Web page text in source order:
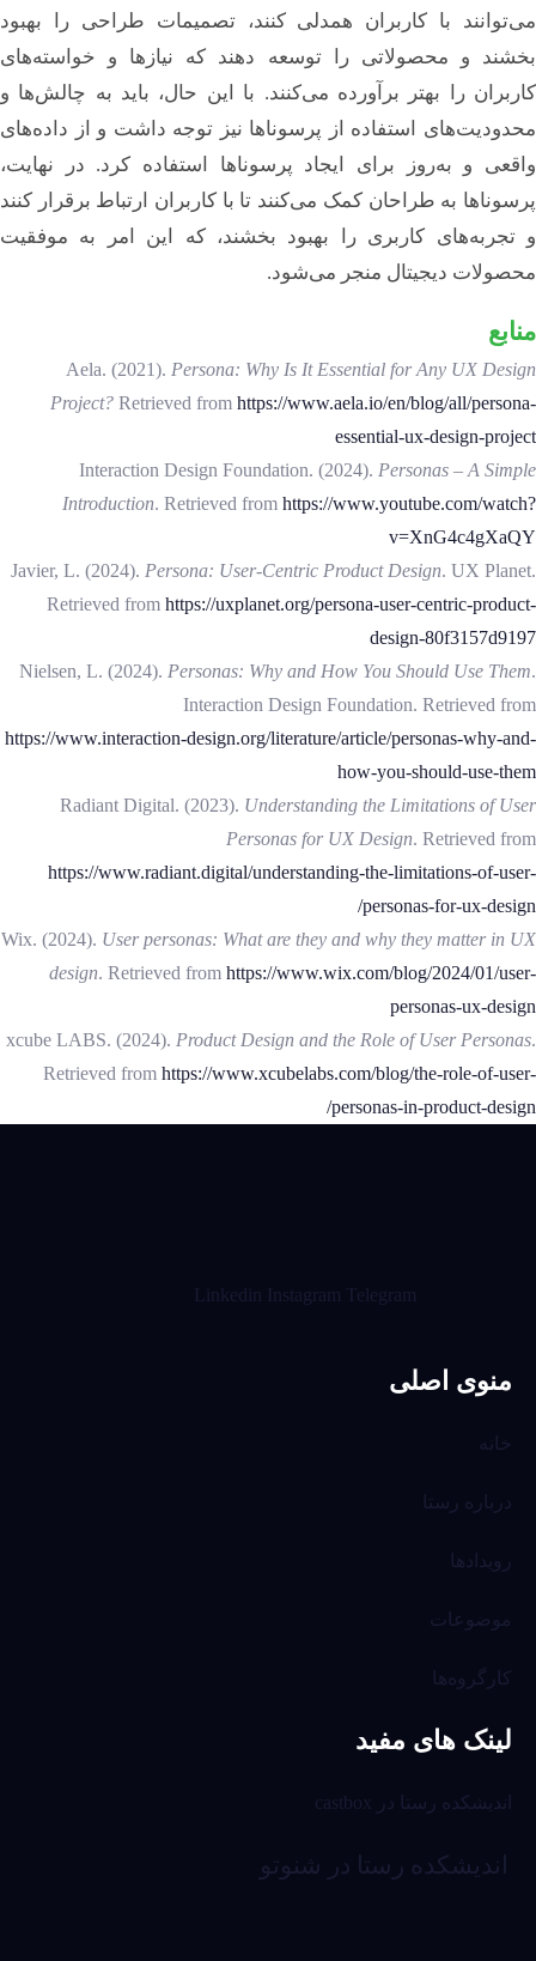
می‌توانند با کاربران همدلی کنند، تصمیمات طراحی را بهبود
بخشند و محصولاتی را توسعه دهند که نیازها و خواسته‌های
کاربران را بهتر برآورده می‌کنند. با این حال، باید به چالش‌ها و
محدودیت‌های استفاده از پرسوناها نیز توجه داشت و از داده‌های
واقعی و به‌روز برای ایجاد پرسوناها استفاده کرد. در نهایت،
پرسوناها به طراحان کمک می‌کنند تا با کاربران ارتباط برقرار کنند
و تجربه‌های کاربری را بهبود بخشند، که این امر به موفقیت
محصولات دیجیتال منجر می‌شود.
منابع
Aela. (2021). Persona: Why Is It Essential for Any UX Design
Project? Retrieved from https://www.aela.io/en/blog/all/persona-
essential-ux-design-project
Interaction Design Foundation. (2024). Personas – A Simple
Introduction. Retrieved from https://www.youtube.com/watch?
v=XnG4c4gXaQY
Javier, L. (2024). Persona: User-Centric Product Design. UX Planet.
Retrieved from https://uxplanet.org/persona-user-centric-product-
design-80f3157d9197
Nielsen, L. (2024). Personas: Why and How You Should Use Them.
Interaction Design Foundation. Retrieved from
https://www.interaction-design.org/literature/article/personas-why-and-
how-you-should-use-them
Radiant Digital. (2023). Understanding the Limitations of User
Personas for UX Design. Retrieved from
https://www.radiant.digital/understanding-the-limitations-of-user-
personas-for-ux-design/
Wix. (2024). User personas: What are they and why they matter in UX
design. Retrieved from https://www.wix.com/blog/2024/01/user-
personas-ux-design
xcube LABS. (2024). Product Design and the Role of User Personas.
Retrieved from https://www.xcubelabs.com/blog/the-role-of-user-
personas-in-product-design/
Linkedin Instagram Telegram
منوی اصلی
خانه
درباره رستا
رویدادها
موضوعات
کارگروه‌ها
لینک های مفید
اندیشکده رستا در castbox
اندیشکده رستا در شنوتو